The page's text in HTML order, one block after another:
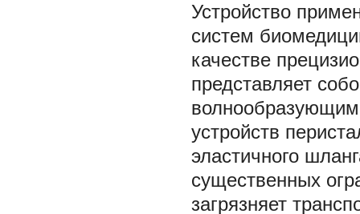
Устройство
систем
качестве
представляет
устройств
эластичного
существенных
загрязняет